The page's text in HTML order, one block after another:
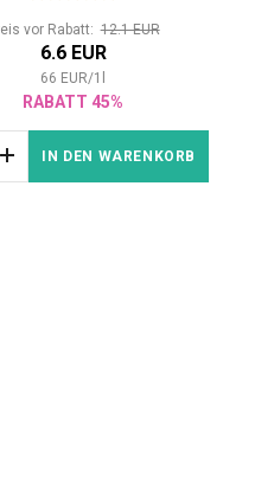
vor Rabatt:12.1 EUR
6.6 EUR
66 EUR/1
RABATT 45%
IN DEN WARENKORB